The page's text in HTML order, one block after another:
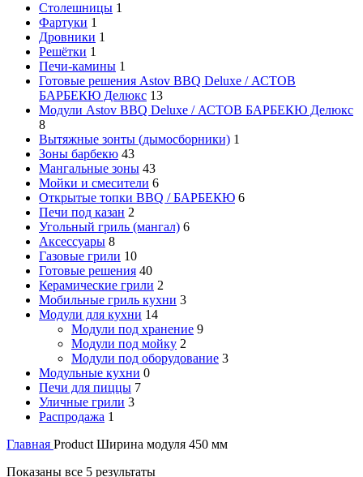
Столешницы 1
Фартуки 1
Дровники 1
Решётки 1
Печи-камины 1
Готовые решения Astov BBQ Deluxe / АСТОВ
БАРБЕКЮ Делюкс 13
Модули Astov BBQ Deluxe / АСТОВ БАРБЕКЮ Делюкс
8
Вытяжные зонты (дымосборники) 1
Зоны барбекю 43
Мангальные зоны 43
Мойки и смесители 6
Открытые топки BBQ / БАРБЕКЮ 6
Печи под казан 2
Угольный гриль (мангал) 6
Аксессуары 8
Газовые грили 10
Готовые решения 40
Керамические грили 2
Мобильные гриль кухни 3
Модули для кухни 14
Модули под хранение 9
Модули под мойку 2
Модули под оборудование 3
Модульные кухни 0
Печи для пиццы 7
Уличные грили 3
Распродажа 1
Главная Product Ширина модуля 450 мм
Показаны все 5 результаты